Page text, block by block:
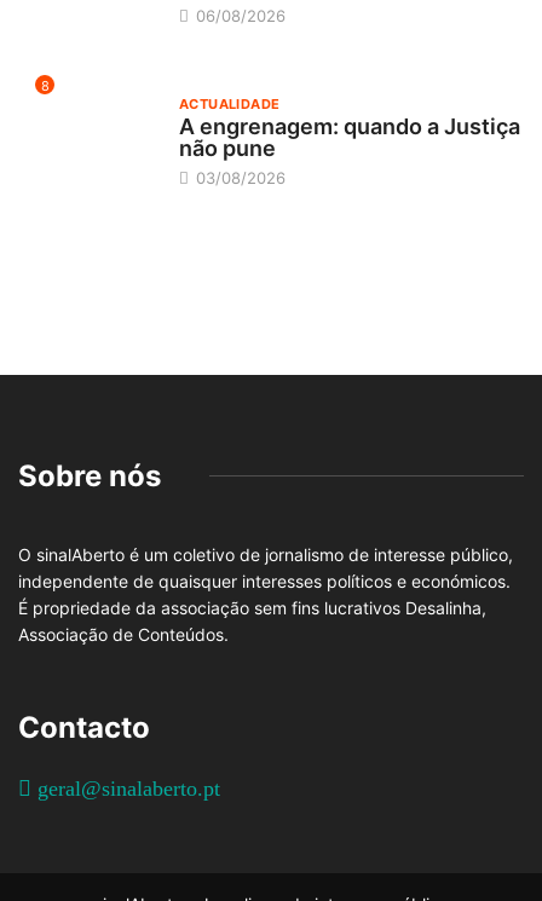
06/08/2026
8
ACTUALIDADE
A engrenagem: quando a Justiça
não pune
03/08/2026
Sobre nós
O sinalAberto é um coletivo de jornalismo de interesse público,
independente de quaisquer interesses políticos e económicos.
É propriedade da associação sem fins lucrativos Desalinha,
Associação de Conteúdos.
Contacto
geral@sinalaberto.pt